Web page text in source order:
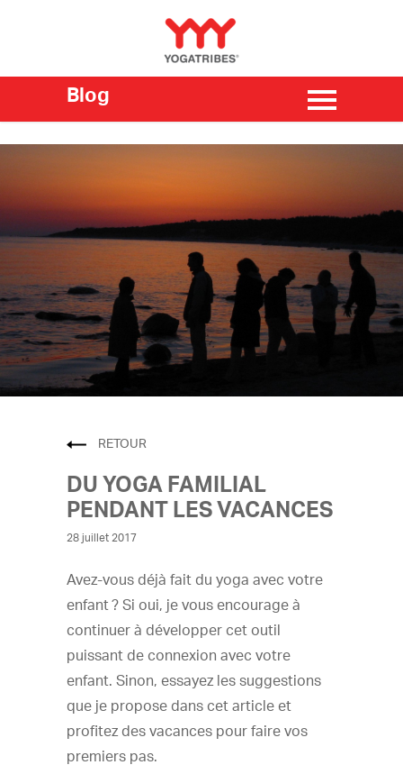
RETOUR
DU YOGA FAMILIAL
PENDANT LES VACANCES
28 juillet 2017
Avez-vous déjà fait du yoga avec votre
enfant ? Si oui, je vous encourage à
continuer à développer cet outil
puissant de connexion avec votre
enfant. Sinon, essayez les suggestions
que je propose dans cet article et
profitez des vacances pour faire vos
premiers pas.